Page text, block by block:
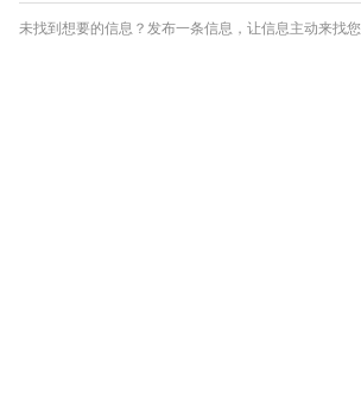
未找到想要的信息？发布一条信息，让信息主动来找您